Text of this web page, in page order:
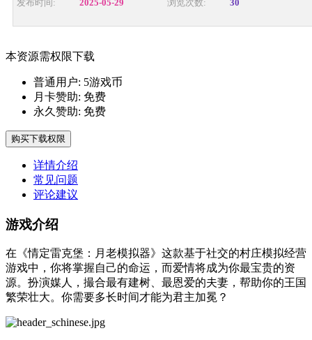
发布时间: 2025-05-29 浏览次数: 30
本资源需权限下载
普通用户: 5游戏币
月卡赞助: 免费
永久赞助: 免费
购买下载权限
详情介绍
常见问题
评论建议
游戏介绍
在《情定雷克堡：月老模拟器》这款基于社交的村庄模拟经营
游戏中，你将掌握自己的命运，而爱情将成为你最宝贵的资
源。扮演媒人，撮合最有建树、最恩爱的夫妻，帮助你的王国
繁荣壮大。你需要多长时间才能为君主加冕？